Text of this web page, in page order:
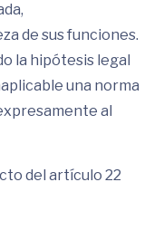
de sus funciones.
la hipótesis legal
una norma
al
del artículo 22